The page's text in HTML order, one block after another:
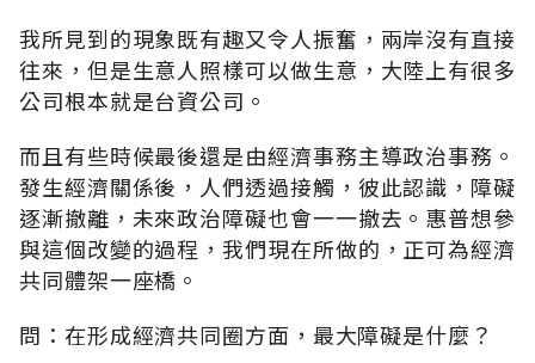
我所見到的現象既有趣又令人振奮，兩岸沒有直接
往來，但是生意人照樣可以做生意，大陸上有很多
公司根本就是台資公司。
而且有些時候最後還是由經濟事務主導政治事務。
發生經濟關係後，人們透過接觸，彼此認識，障礙
逐漸撤離，未來政治障礙也會一一撤去。惠普想參
與這個改變的過程，我們現在所做的，正可為經濟
共同體架一座橋。
問：在形成經濟共同圈方面，最大障礙是什麼？